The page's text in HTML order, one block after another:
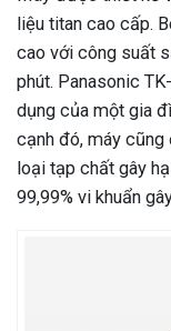
liệu titan cao cấp.
cao với công suất
phút. Panasonic
dụng của một gia
cạnh đó, máy
loại tạp chất gây
99,99% vi khuẩn